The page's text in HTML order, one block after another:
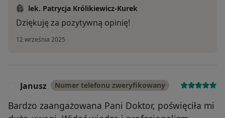
lek. Patrycja Królikiewicz-Kurek
Dziękuję za pozytywną opinię!
12 września 2025
Janusz Numer telefonu zweryfikowany
Bardzo zaangażowana Pani Doktor, poświęciła mi